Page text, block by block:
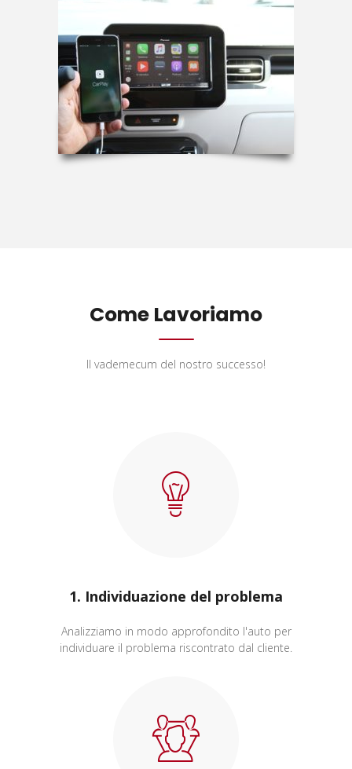
Come Lavoriamo
Il vademecum del nostro successo!
1. Individuazione del problema
Analizziamo in modo approfondito l'auto per
individuare il problema riscontrato dal cliente.